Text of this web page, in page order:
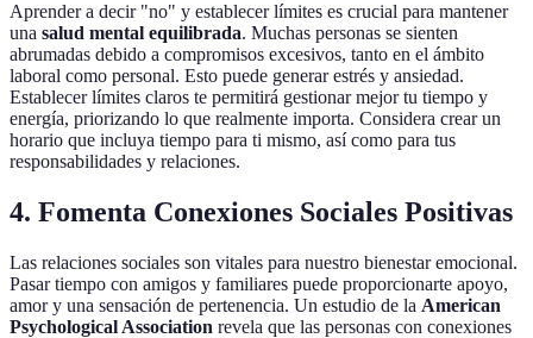
Aprender a decir "no" y establecer límites es crucial para mantener
una salud mental equilibrada. Muchas personas se sienten
abrumadas debido a compromisos excesivos, tanto en el ámbito
laboral como personal. Esto puede generar estrés y ansiedad.
Establecer límites claros te permitirá gestionar mejor tu tiempo y
energía, priorizando lo que realmente importa. Considera crear un
horario que incluya tiempo para ti mismo, así como para tus
responsabilidades y relaciones.
4. Fomenta Conexiones Sociales Positivas
Las relaciones sociales son vitales para nuestro bienestar emocional.
Pasar tiempo con amigos y familiares puede proporcionarte apoyo,
amor y una sensación de pertenencia. Un estudio de la American
Psychological Association revela que las personas con conexiones